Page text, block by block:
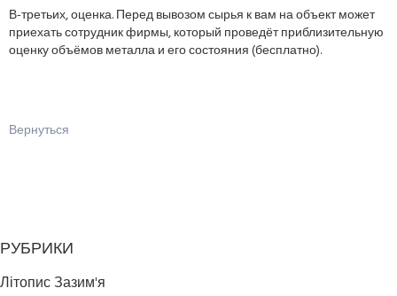
В-третьих, оценка. Перед вывозом сырья к вам на объект может
приехать сотрудник фирмы, который проведёт приблизительную
оценку объёмов металла и его состояния (бесплатно).
Вернуться
РУБРИКИ
Літопис Зазим'я